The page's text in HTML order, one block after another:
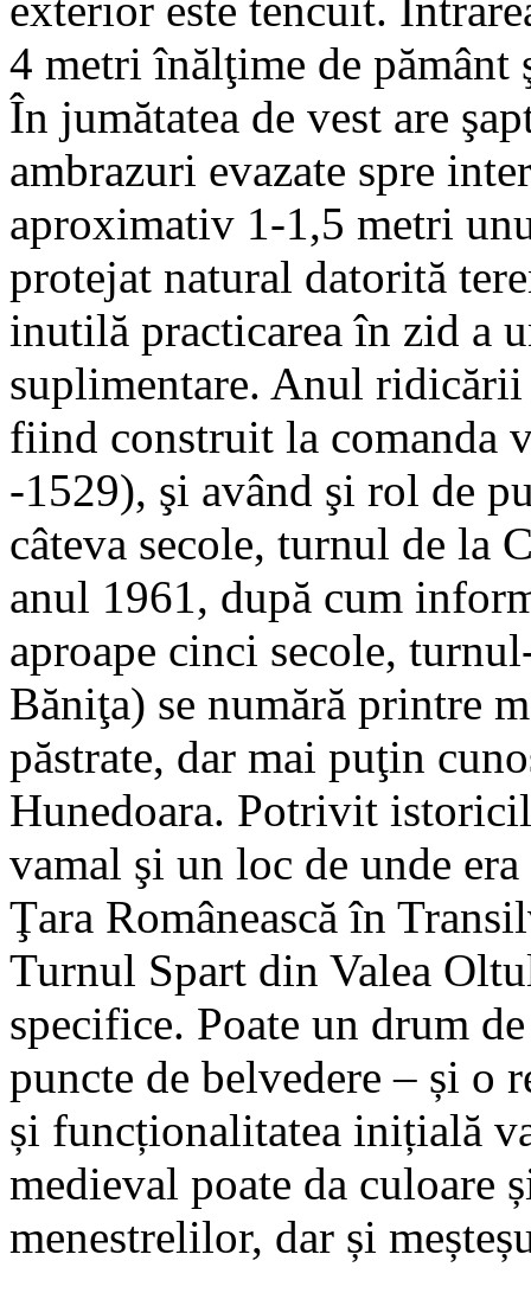
exterior este tencuit.
4 metri înălţime de pământ
În jumătatea de vest are
ambrazuri evazate spre
aproximativ 1-1,5 metri
protejat natural datorită
inutilă practicarea în zid a
suplimentare. Anul
fiind construit la comanda
-1529), şi având şi rol de
câteva secole, turnul de la
anul 1961, după cum
aproape cinci secole,
Băniţa) se numără printre
păstrate, dar mai puţin
Hunedoara. Potrivit
vamal şi un loc de unde era
Ţara Românească în
Turnul Spart din Valea
specifice. Poate un drum
puncte de belvedere – și o
și funcționalitatea inițială
medieval poate da culoare
menestrelilor, dar și